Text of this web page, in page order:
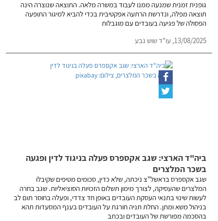
גופנית זמנית שמנעה ממנו לעבוד במשרה מלאה. התוצאה שנוצרה הינה
תוצאה מפלה, ונדרשת הרתעה אפקטיבית בכדי להביא למיגור התופעה
הפסולה של פגיעה בעובדים עם מוגבלות
13/08/2025, עו"ד שוש גבע
ביה"ד הארצי: שגב אקספרס פעלה בניגוד לדין ופגעה
בשכר המלצרים
שגב אקספרס בראשל"צ ניכתה, שלא כדין, סכומים מטיפים שקיבלו
המלצרים שהעסיקה, לצורך מימון תשלום הזכויות הסוציאליות. שגב בחרה
לעשות שינוי בתנאי העסקת העובדים באופן חד צדדי, ופעלה בחוסר תום לב
בניהול משא ומתן. החלת תניה חורגת על העובדים בענף המסעדות תהא
בהסכמה מפורשת של העובדים ובכתב